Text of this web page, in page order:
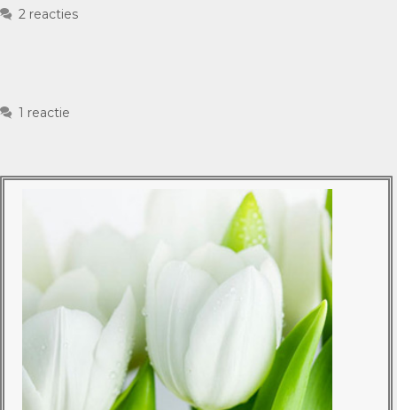
2 reacties
1 reactie